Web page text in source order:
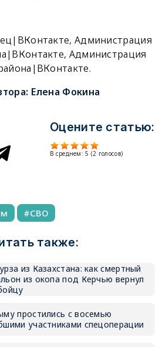
Администрация
Администрация
Елена Фокина
Оцените статью:
В среднем:5 (2 голосов)
СВО
также:
из Казахстана: как смертный
из окопа под Керчью вернул
простились с восемью
участниками спецоперации